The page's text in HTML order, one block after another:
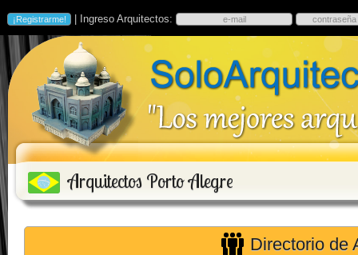
| Ingreso Arquitectos:
Arquitectos Porto Alegre
Directorio de